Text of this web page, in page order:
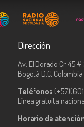
Dirección
Av. El Dorado Cr. 45
Bogotá D.C, Colombia
Teléfonos
Línea gratuita
Horario de